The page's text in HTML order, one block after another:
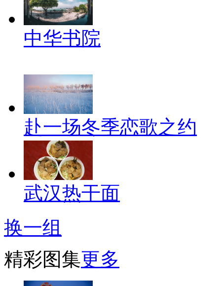
中华书院
赴一场冬季恋歌之约
武汉热干面
换一组
精彩图集更多